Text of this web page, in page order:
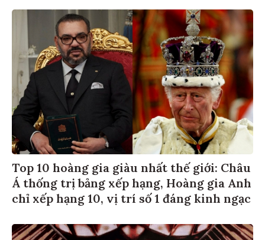
Top 10 hoàng gia giàu nhất thế giới: Châu
Á thống trị bảng xếp hạng, Hoàng gia Anh
chỉ xếp hạng 10, vị trí số 1 đáng kinh ngạc